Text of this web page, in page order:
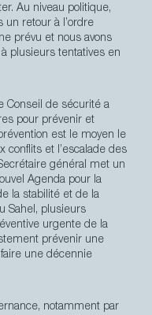
Au niveau politique,
un retour à l’ordre
prévu et nous avons
plusieurs tentatives en
Conseil de sécurité a
pour prévenir et
est le moyen le
conflits et l’escalade des
général met un
Agenda pour la
la stabilité et de la
Sahel, plusieurs
urgente de la
prévenir une
une décennie
notamment par